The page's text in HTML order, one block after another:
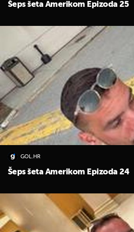
Šeps šeta Amerikom Epizoda 25
GOL.HR
Šeps šeta Amerikom Epizoda 24